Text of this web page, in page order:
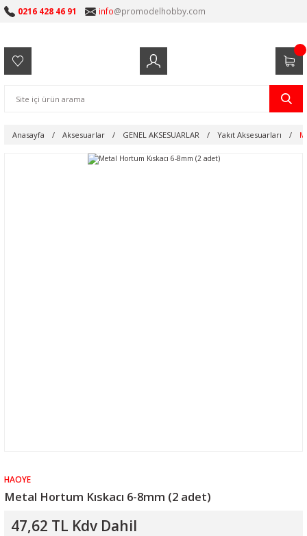
0216 428 46 91 info@promodelhobby.com
Anasayfa Aksesuarlar GENEL AKSESUARLAR Yakıt Aksesuarları
HAOYE
Metal Hortum Kıskacı 6-8mm (2 adet)
47,62 TL Kdv Dahil